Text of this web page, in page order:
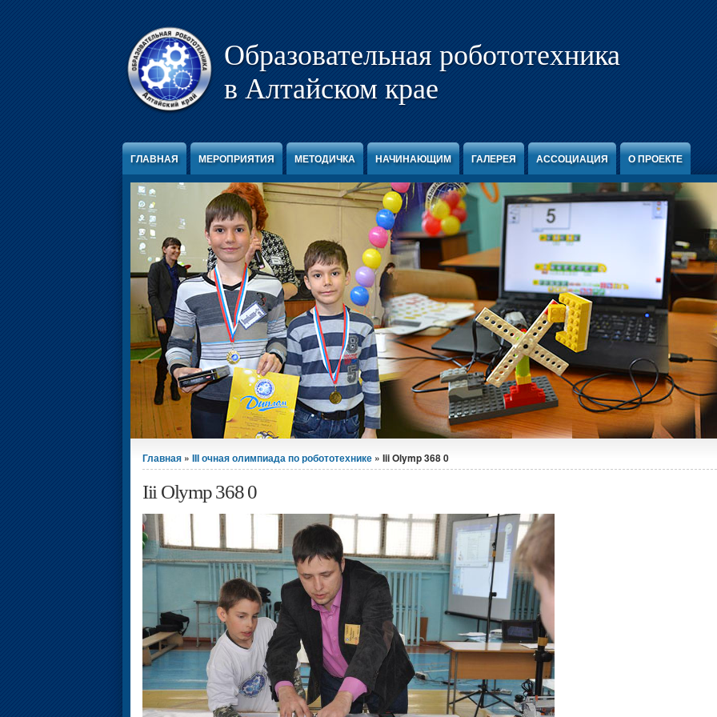
Образовательная робототехника
в Алтайском крае
ГЛАВНАЯ МЕРОПРИЯТИЯ МЕТОДИЧКА НАЧИНАЮЩИМ ГАЛЕРЕЯ АССОЦИАЦИЯ О ПРОЕКТЕ
Вы здесь
Главная » III очная олимпиада по робототехнике » Iii Olymp 368 0
Iii Olymp 368 0